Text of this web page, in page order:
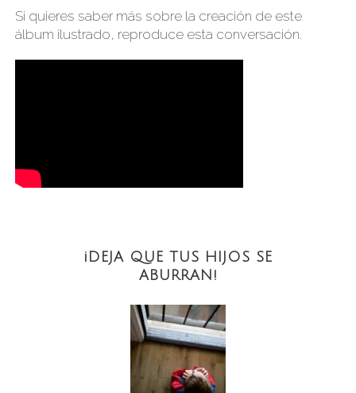
Si quieres saber más sobre la creación de este
álbum ilustrado, reproduce esta conversación.
¡DEJA QUE TUS HIJOS SE
ABURRAN!